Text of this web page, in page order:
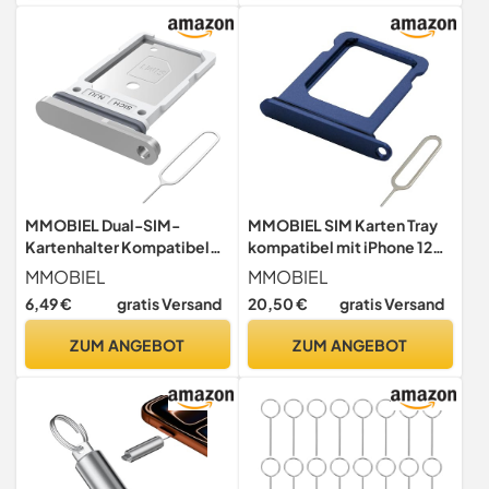
MMOBIEL Dual-SIM-
Kartenhalter Kompatibel
mit Samsung Galaxy S25
Ultra - SIM-
Kartensteckplatz - SIM-
SIM-Nadel und
MMOBIEL
6,49 € gratis Versand
ZUM ANGEBOT
MMOBIEL SIM Karten Tray
kompatibel mit iPhone 12
mini - SIM Slot Tray Holder -
SIM Halter Ersatz - inkl. SIM
Karten Entnahmewerkzeug
Gummidichtring - Blau
MMOBIEL
20,50 € gratis Versand
ZUM ANGEBOT